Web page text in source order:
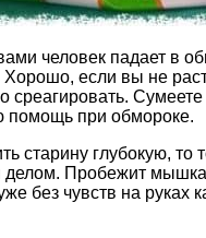
человек падает в
Хорошо, если вы не
среагировать.
помощь при обмороке.
старину глубокую, то
Пробежит
без чувств на руках